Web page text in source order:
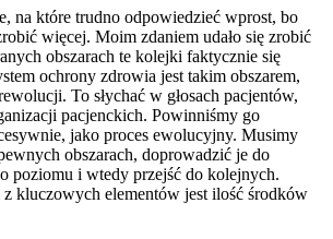
na które trudno odpowiedzieć wprost, bo
więcej. Moim zdaniem udało się zrobić
obszarach te kolejki faktycznie się
ochrony zdrowia jest takim obszarem,
To słychać w głosach pacjentów,
pacjenckich. Powinniśmy go
jako proces ewolucyjny. Musimy
obszarach, doprowadzić je do
poziomu i wtedy przejść do kolejnych.
z kluczowych elementów jest ilość środków